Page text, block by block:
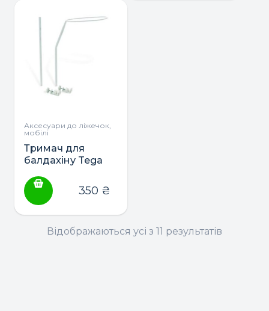
вибрати
сторінці
Аксесуари до ліжечок,
мобілі
Тримач для
балдахіну Tega
350 ₴
Відображаються усі з 11 результатів